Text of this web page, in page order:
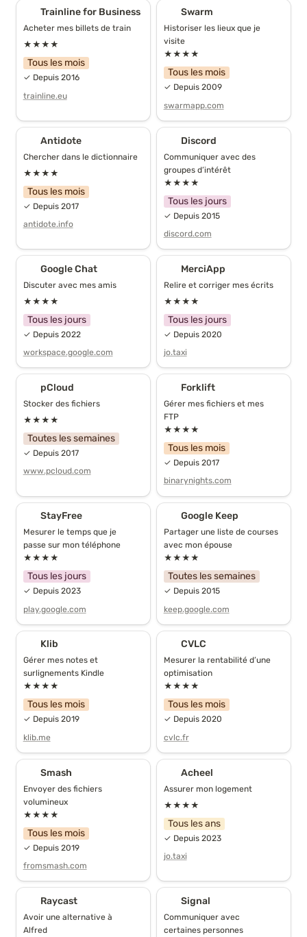
Trainline for Business
Trainline for Business
Acheter mes billets de train
★★★★
Tous les mois
✓ Depuis 2016
trainline.eu
Swarm
Swarm
Historiser les lieux que je
visite
★★★★
Tous les mois
✓ Depuis 2009
swarmapp.com
Antidote
Antidote
Chercher dans le dictionnaire
★★★★
Tous les mois
✓ Depuis 2017
antidote.info
Discord
Discord
Communiquer avec des
groupes d’intérêt
★★★★
Tous les jours
✓ Depuis 2015
discord.com
Google Chat
Google Chat
Discuter avec mes amis
★★★★
Tous les jours
✓ Depuis 2022
workspace.google.com
MerciApp
MerciApp
Relire et corriger mes écrits
★★★★
Tous les jours
✓ Depuis 2020
jo.taxi
pCloud
pCloud
Stocker des fichiers
★★★★
Toutes les semaines
✓ Depuis 2017
www.pcloud.com
Forklift
Forklift
Gérer mes fichiers et mes
FTP
★★★★
Tous les mois
✓ Depuis 2017
binarynights.com
StayFree
StayFree
Mesurer le temps que je
passe sur mon téléphone
★★★★
Tous les jours
✓ Depuis 2023
play.google.com
Google Keep
Google Keep
Partager une liste de courses
avec mon épouse
★★★★
Toutes les semaines
✓ Depuis 2015
keep.google.com
Klib
Klib
Gérer mes notes et
surlignements Kindle
★★★★
Tous les mois
✓ Depuis 2019
klib.me
CVLC
CVLC
Mesurer la rentabilité d’une
optimisation
★★★★
Tous les mois
✓ Depuis 2020
cvlc.fr
Smash
Smash
Envoyer des fichiers
volumineux
★★★★
Tous les mois
✓ Depuis 2019
fromsmash.com
Acheel
Acheel
Assurer mon logement
★★★★
Tous les ans
✓ Depuis 2023
jo.taxi
Raycast
Raycast
Avoir une alternative à
Alfred
Signal
Signal
Communiquer avec
certaines personnes